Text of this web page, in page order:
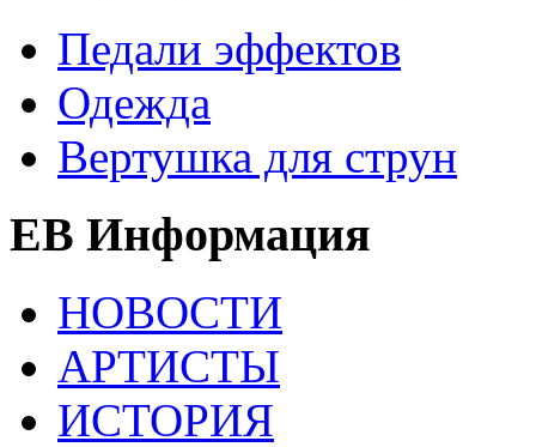
Педали эффектов
Одежда
Вертушка для струн
EB Информация
НОВОСТИ
АРТИСТЫ
ИСТОРИЯ